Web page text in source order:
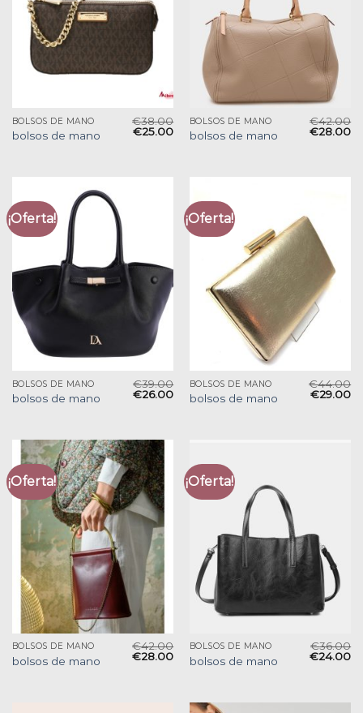
BOLSOS DE MANO
bolsos de mano
€38.00
€25.00
BOLSOS DE MANO
bolsos de mano
€42.00
€28.00
¡Oferta!
BOLSOS DE MANO
bolsos de mano
€39.00
€26.00
¡Oferta!
BOLSOS DE MANO
bolsos de mano
€44.00
€29.00
¡Oferta!
BOLSOS DE MANO
bolsos de mano
€42.00
€28.00
¡Oferta!
BOLSOS DE MANO
bolsos de mano
€36.00
€24.00